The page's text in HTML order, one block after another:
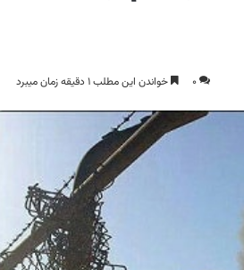
0 خواندن این مطلب 1 دقیقه زمان میبرد